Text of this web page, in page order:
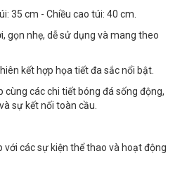
35 cm - Chiều cao túi: 40 cm.
gọn nhẹ, dễ sử dụng và mang theo
kết hợp họa tiết đa sắc nổi bật.
cùng các chi tiết bóng đá sống động,
sự kết nối toàn cầu.
với các sự kiện thể thao và hoạt động